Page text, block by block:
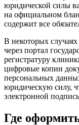
юридической силы
на официальном
содержит все
В некоторых
через портал
регистратуру
цифровые копии
персональных
юридическую силу,
электронной
Где